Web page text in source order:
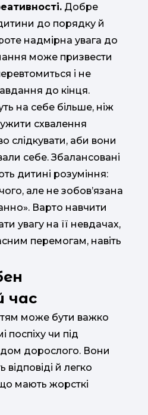
Добре
до порядку й
надмірна увага до
може призвести
і не
до кінця.
на себе більше, ніж
схвалення
слідкувати, аби вони
себе. Збалансовані
дитині розуміння:
але не зобов’язана
Варто навчити
увагу на її невдачах,
перемогам, навіть
час
може бути важко
поспіху чи під
дорослого. Вони
й легко
мають жорсткі